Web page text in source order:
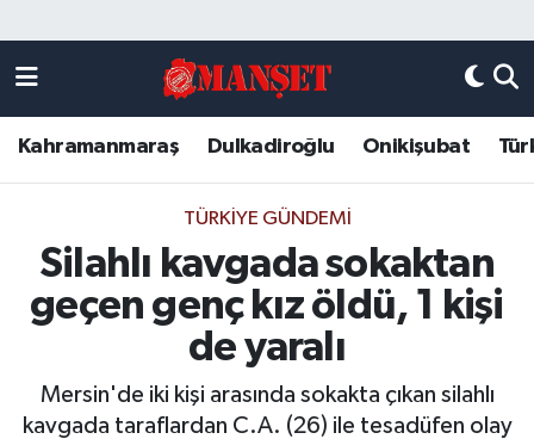
Kahramanmaraş Dulkadiroğlu Onikişubat
TÜRKIYE GÜNDEMI
Silahlı kavgada sokaktan
geçen genç kız öldü, 1 kişi
de yaralı
Mersin'de iki kişi arasında sokakta çıkan silahlı
kavgada taraflardan C.A. (26) ile tesadüfen olay
DULKADİROĞLU
KAHRAMANMARAŞ
ONİKİŞUBAT
Künye
Kahramanmaraş Nöbetçi Eczaneler
Kahramanmaraş Hava Durumu
Kahramanmaraş Trafik Yoğunluk Haritası
Süper Lig Puan Durumu ve Fikstür
Tüm Manşetler
Son Dakika Haberleri